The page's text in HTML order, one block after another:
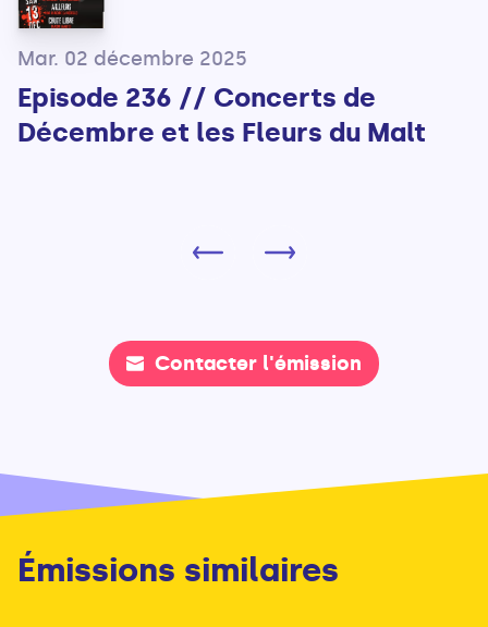
Mar. 02 décembre 2025
Episode 236 // Concerts de
Décembre et les Fleurs du Malt
Contacter l'émission
Émissions similaires